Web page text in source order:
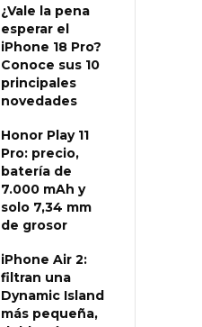
¿Vale la pena
esperar el
iPhone 18 Pro?
Conoce sus 10
principales
novedades
Honor Play 11
Pro: precio,
batería de
7.000 mAh y
solo 7,34 mm
de grosor
iPhone Air 2:
filtran una
Dynamic Island
más pequeña,